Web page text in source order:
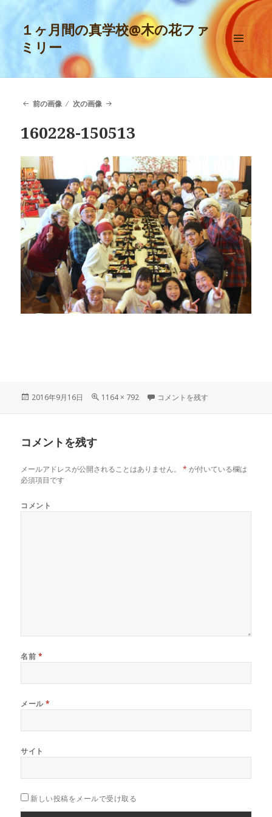
１ヶ月間の真学校@木の花ファ
ミリー
メニュ
ーとウ
ィジェ
前の画像
次の画像
160228-150513
投
2016年9月16日
フ
1164 × 792 160228-150513 に
コメントを残す
コメントを残す
メールアドレスが公開されることはありません。 * が付いている欄は
必須項目です
コメント
名前 *
メール*
サイト
新しい投稿をメールで受け取る